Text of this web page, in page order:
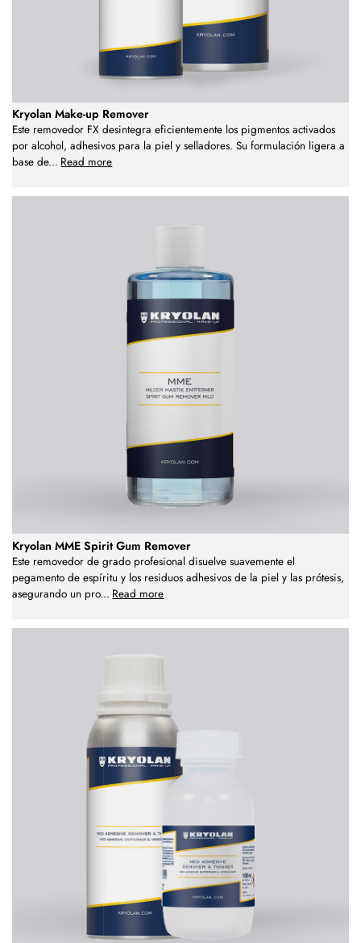
Kryolan Make-up Remover
Este removedor FX desintegra eficientemente los pigmentos activados
por alcohol, adhesivos para la piel y selladores. Su formulación ligera a
base de... Read more
Kryolan MME Spirit Gum Remover
Este removedor de grado profesional disuelve suavemente el
pegamento de espíritu y los residuos adhesivos de la piel y las prótesis,
asegurando un pro... Read more